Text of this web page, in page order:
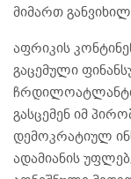
მიმართ
აფრიკის
გაცემული
გასცემენ იმ
დემოკრატიულ
ადამიანის